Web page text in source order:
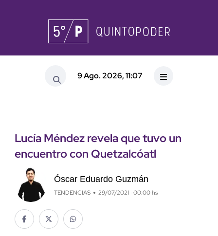
9 Ago. 2026, 11:07
Lucía Méndez revela que tuvo un
encuentro con Quetzalcóatl
Óscar Eduardo Guzmán
TENDENCIAS 29/07/2021 · 00:00 hs